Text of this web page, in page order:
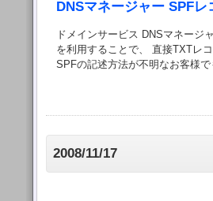
DNSマネージャー SPFレ
ドメインサービス DNSマネージ
を利用することで、 直接TXTレ
SPFの記述方法が不明なお客様で
2008/11/17